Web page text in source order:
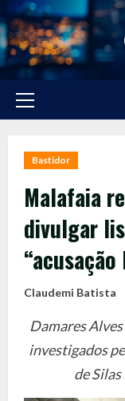
Skip
to
content
Primary
Bastidor
Malafaia
divulgar
“acusação
Claudemi Batista
Damares
investigados
de